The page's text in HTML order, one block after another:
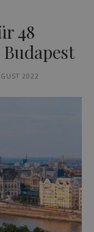
48
2022